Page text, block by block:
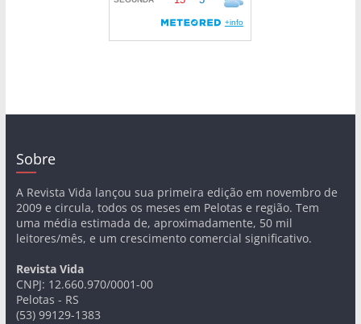
Sobre
A Revista Vida lançou sua primeira edição em novembro de
2009 e circula, todos os meses em Pelotas e região. Tem
uma média estimada de, aproximadamente, 50 mil
leitores/mês, e um crescimento comercial significativo.
Revista Vida
CNPJ: 12.660.970/0001-00
Pelotas - RS
(53) 99129-1383